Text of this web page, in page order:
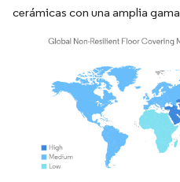
cerámicas con una amplia